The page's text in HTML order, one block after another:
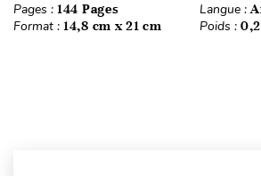
Pages : 144 Pages Langue :
Format : 14,8 cm x 21 cm Poids :